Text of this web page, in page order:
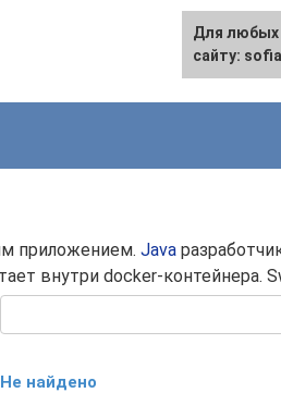
приложением. Java
внутри docker-контейнера.
Не найдено
Для любых
сайту: